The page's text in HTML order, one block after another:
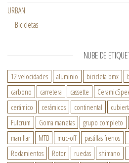
URBAN
Bicicletas
NUBE DE
12 velocidades aluminio bicicleta bmx
carbono
carretera cassette
cerámico
cerámicos continental
Fulcrum
Goma manetas grupo completo
manillar
MTB muc-off pastillas frenos
Rodamientos
Rotor ruedas shimano